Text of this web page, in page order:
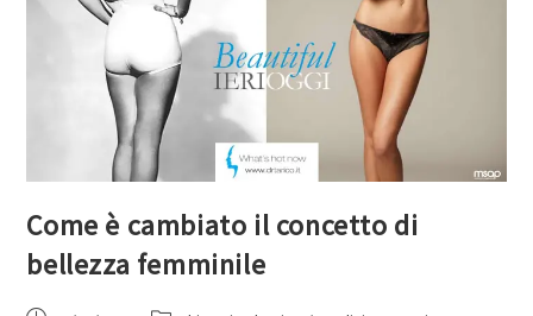
Come è cambiato il concetto di
bellezza femminile